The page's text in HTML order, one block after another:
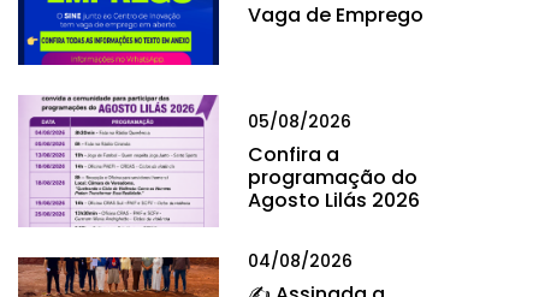
Vaga de Emprego
05/08/2026
Confira a
programação do
Agosto Lilás 2026
04/08/2026